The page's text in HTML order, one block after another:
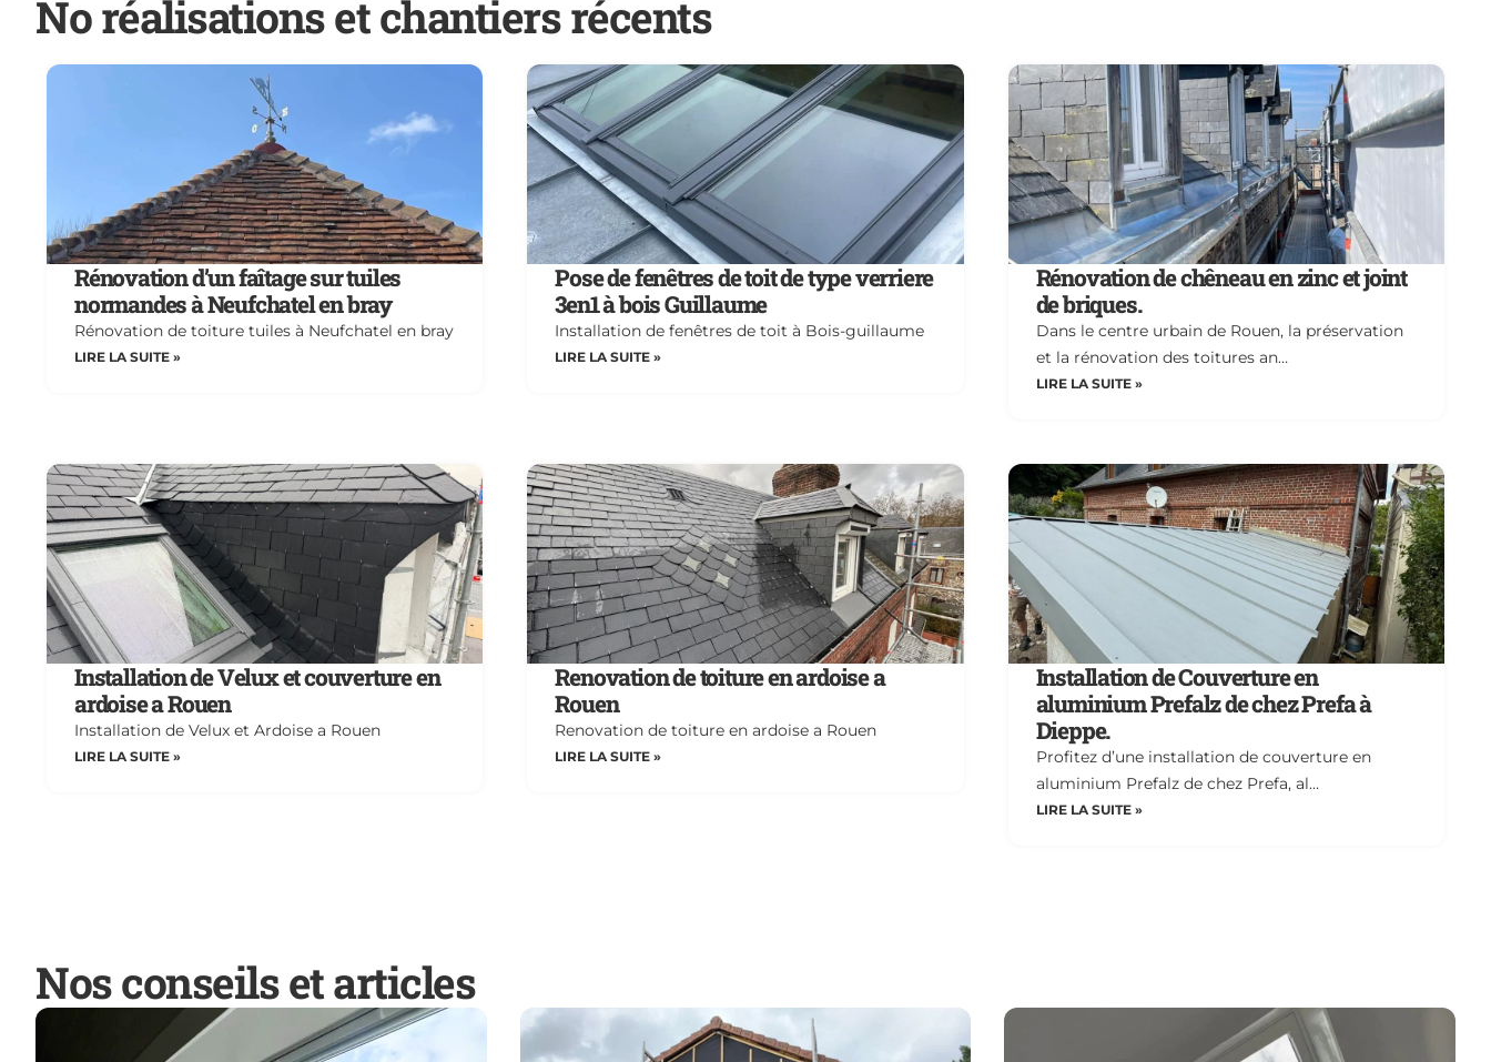
No réalisations et chantiers récents
Rénovation d’un faîtage sur tuiles
normandes à Neufchatel en bray
Rénovation de toiture tuiles à Neufchatel en bray
LIRE LA SUITE »
Pose de fenêtres de toit de type verriere
3en1 à bois Guillaume
Installation de fenêtres de toit à Bois-guillaume
LIRE LA SUITE »
Rénovation de chêneau en zinc et joint
de briques.
Dans le centre urbain de Rouen, la préservation
et la rénovation des toitures an…
LIRE LA SUITE »
Installation de Velux et couverture en
ardoise a Rouen
Installation de Velux et Ardoise a Rouen
LIRE LA SUITE »
Renovation de toiture en ardoise a
Rouen
Renovation de toiture en ardoise a Rouen
LIRE LA SUITE »
Installation de Couverture en
aluminium Prefalz de chez Prefa à
Dieppe.
Profitez d’une installation de couverture en
aluminium Prefalz de chez Prefa, al…
LIRE LA SUITE »
Nos conseils et articles